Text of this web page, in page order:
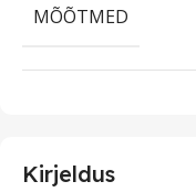
Kirjeldus
MÕÕTMED